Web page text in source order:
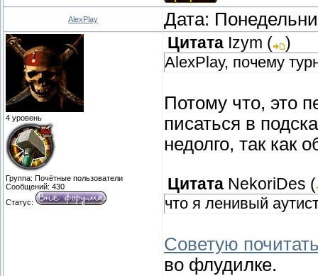
AlexPlay Дата:
4 уровень
Группа: Почётные пользователи
Сообщений: 430
Статус:
Цитата Izym (
)
AlexPlay, почему
Потому что, это
писаться в
недолго, так как
Цитата NekoriDes (
что я ленивый
Советую
во флудилке.